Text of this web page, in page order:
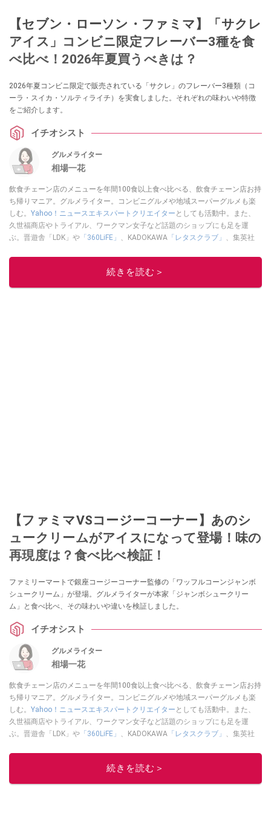
【セブン・ローソン・ファミマ】「サクレ
アイス」コンビニ限定フレーバー3種を食
べ比べ！2026年夏買うべきは？
2026年夏コンビニ限定で販売されている「サクレ」のフレーバー3種類（コ
ーラ・スイカ・ソルティライチ）を実食しました。それぞれの味わいや特徴
をご紹介します。
イチオシスト
グルメライター
相場一花
飲食チェーン店のメニューを年間100食以上食べ比べる、飲食チェーン店お持
ち帰りマニア。グルメライター。コンビニグルメや地域スーパーグルメも楽
しむ。 Yahoo！ニュースエキスパートクリエイター としても活動中。また、
久世福商店やトライアル、ワークマン女子など話題のショップにも足を運
ぶ。晋遊舎「LDK」や 「360LiFE」 、KADOKAWA 「レタスクラブ」 、集英社
ルメライター、食の専門家として出演実績あり。
続きを読む＞
【ファミマVSコージーコーナー】あのシ
ュークリームがアイスになって登場！味の
再現度は？食べ比べ検証！
ファミリーマートで銀座コージーコーナー監修の「ワッフルコーンジャンボ
シュークリーム」が登場。グルメライターが本家「ジャンボシュークリー
ム」と食べ比べ、その味わいや違いを検証しました。
イチオシスト
グルメライター
相場一花
飲食チェーン店のメニューを年間100食以上食べ比べる、飲食チェーン店お持
ち帰りマニア。グルメライター。コンビニグルメや地域スーパーグルメも楽
しむ。 Yahoo！ニュースエキスパートクリエイター としても活動中。また、
久世福商店やトライアル、ワークマン女子など話題のショップにも足を運
ぶ。晋遊舎「LDK」や 「360LiFE」 、KADOKAWA 「レタスクラブ」 、集英社
ルメライター、食の専門家として出演実績あり。
続きを読む＞